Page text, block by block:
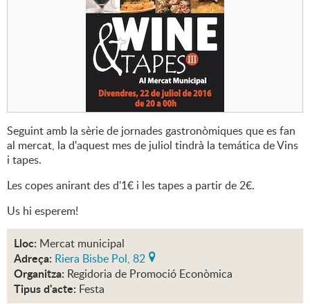
Seguint amb la sèrie de jornades gastronòmiques que es fan
al mercat, la d'aquest mes de juliol tindrà la temática de Vins
i tapes.
Les copes anirant des d'1€ i les tapes a partir de 2€.
Us hi esperem!
Lloc: Mercat municipal
Adreça: Riera Bisbe Pol, 82
Organitza: Regidoria de Promoció Econòmica
Tipus d'acte: Festa